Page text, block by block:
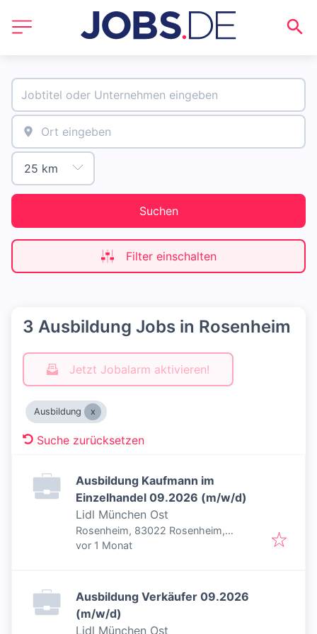
Suchen
Filter einschalten
3 Ausbildung Jobs in Rosenheim
Jetzt Jobalarm aktivieren!
Ausbildung
Suche zurücksetzen
Ausbildung Kaufmann im
Einzelhandel 09.2026 (m/w/d)
Lidl München Ost
Rosenheim, 83022 Rosenheim,
Deutschland
Veröffentlicht
vor 1 Monat
Ausbildung Verkäufer 09.2026
(m/w/d)
Lidl München Ost